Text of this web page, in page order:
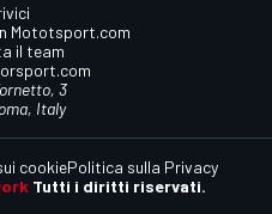
Mototsport.com
il team
3
Italy
Tutti i diritti riservati.
cookiePolitica sulla Privacy